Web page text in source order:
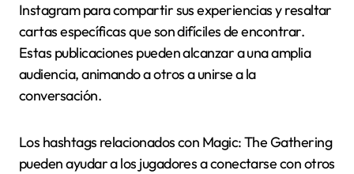
Instagram para compartir sus experiencias y resaltar
cartas específicas que son difíciles de encontrar.
Estas publicaciones pueden alcanzar a una amplia
audiencia, animando a otros a unirse a la
conversación.
Los hashtags relacionados con Magic: The Gathering
pueden ayudar a los jugadores a conectarse con otros